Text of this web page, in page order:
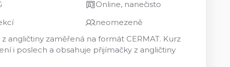
Online, nanečisto
neomezeně
angličtiny zaměřená na formát CERMAT. Kurz
i poslech a obsahuje přijímačky z angličtiny